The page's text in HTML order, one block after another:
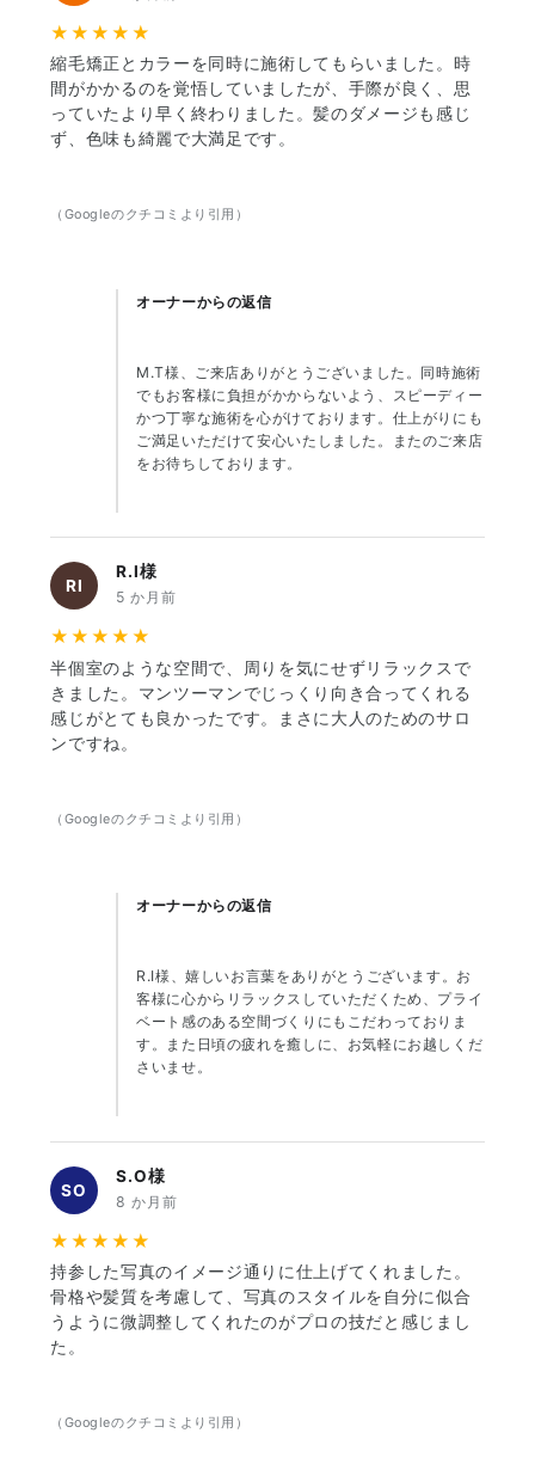
★★★★★
縮毛矯正とカラーを同時に施術してもらいました。時
間がかかるのを覚悟していましたが、手際が良く、思
っていたより早く終わりました。髪のダメージも感じ
ず、色味も綺麗で大満足です。
（Googleのクチコミより引用）
オーナーからの返信
M.T様、ご来店ありがとうございました。同時施術
でもお客様に負担がかからないよう、スピーディー
かつ丁寧な施術を心がけております。仕上がりにも
ご満足いただけて安心いたしました。またのご来店
をお待ちしております。
RI
R.I様
5 か月前
★★★★★
半個室のような空間で、周りを気にせずリラックスで
きました。マンツーマンでじっくり向き合ってくれる
感じがとても良かったです。まさに大人のためのサロ
ンですね。
（Googleのクチコミより引用）
オーナーからの返信
R.I様、嬉しいお言葉をありがとうございます。お
客様に心からリラックスしていただくため、プライ
ベート感のある空間づくりにもこだわっておりま
す。また日頃の疲れを癒しに、お気軽にお越しくだ
さいませ。
SO
S.O様
8 か月前
★★★★★
持参した写真のイメージ通りに仕上げてくれました。
骨格や髪質を考慮して、写真のスタイルを自分に似合
うように微調整してくれたのがプロの技だと感じまし
た。
（Googleのクチコミより引用）